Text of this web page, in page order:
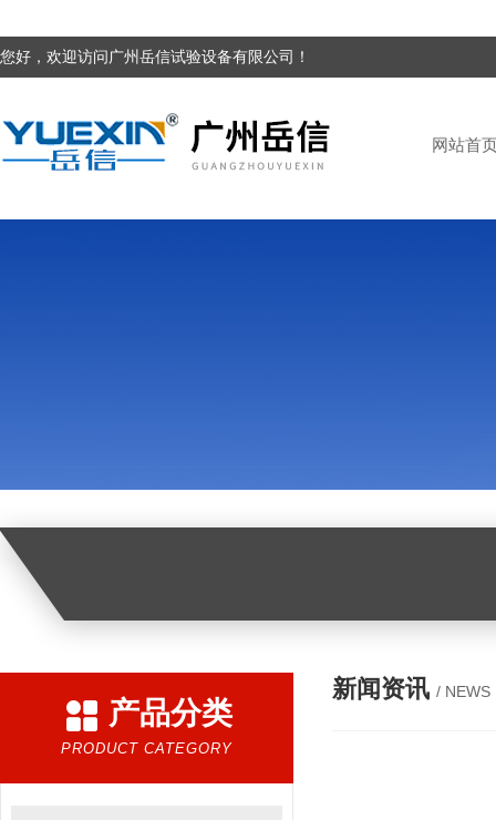
您好，欢迎访问广州岳信试验设备有限公司！
网站首
产品分类
PRODUCT CATEGORY
新闻资讯 / NEWS